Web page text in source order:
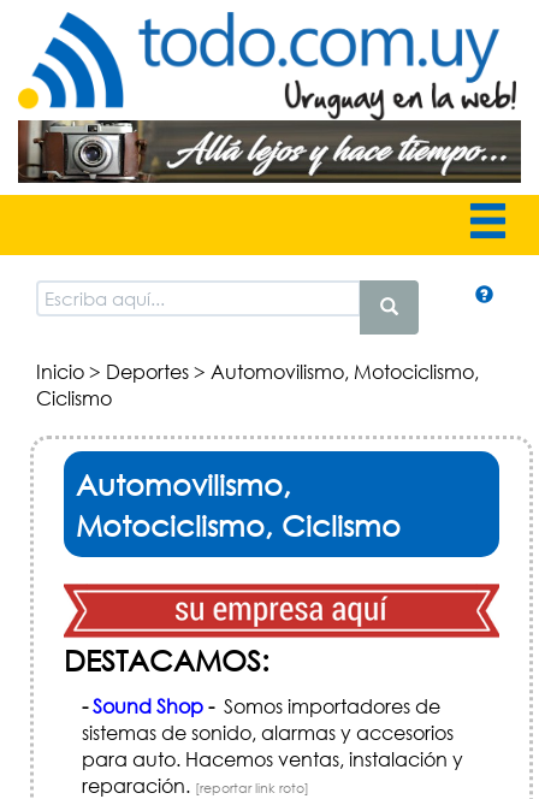
Inicio> Deportes> Automovilismo, Motociclismo,
Ciclismo
Automovilismo,
Motociclismo, Ciclismo
DESTACAMOS:
-Sound Shop-Somos importadores de
sistemas de sonido, alarmas y accesorios
para auto. Hacemos ventas, instalación y
reparación. [reportar link roto]